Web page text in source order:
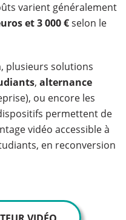
varient généralement
et 3 000 €selon le
plusieurs solutions
, alternance
ou encore les
permettent de
vidéo accessible à
en reconversion